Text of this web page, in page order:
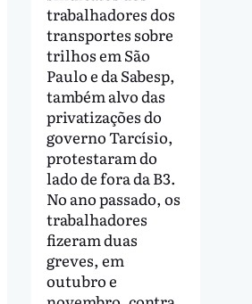
trabalhadores dos
transportes sobre
trilhos em São
Paulo e da Sabesp,
também alvo das
privatizações do
governo Tarcísio,
protestaram do
lado de fora da B3.
No ano passado, os
trabalhadores
fizeram duas
greves, em
outubro e